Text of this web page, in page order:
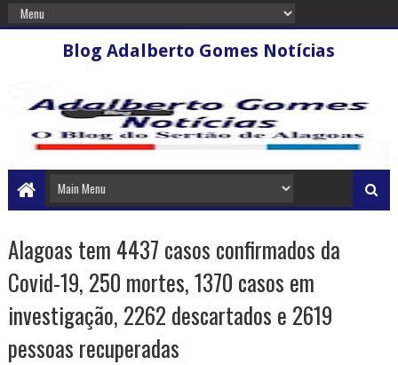
Blog Adalberto Gomes Notícias
Alagoas tem 4437 casos confirmados da
Covid-19, 250 mortes, 1370 casos em
investigação, 2262 descartados e 2619
pessoas recuperadas